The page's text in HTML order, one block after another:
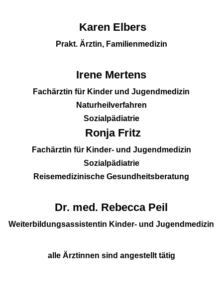
Karen Elbers
Prakt. Ärztin, Familienmedizin
Irene Mertens
Fachärztin für Kinder und Jugendmedizin
Naturheilverfahren
Sozialpädiatrie
Ronja Fritz
Fachärztin für Kinder- und Jugendmedizin
Sozialpädiatrie
Reisemedizinische Gesundheitsberatung
Dr. med. Rebecca Peil
Weiterbildungsassistentin Kinder- und Jugendmedizin
alle Ärztinnen sind angestellt tätig